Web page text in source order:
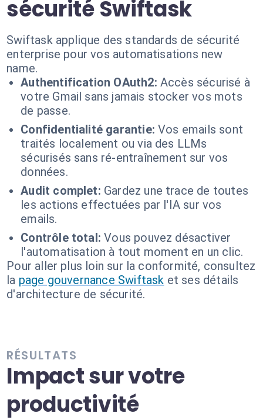
sécurité Swiftask
Swiftask applique des standards de sécurité
enterprise pour vos automatisations new
name.
Authentification OAuth2: Accès sécurisé à
votre Gmail sans jamais stocker vos mots
de passe.
Confidentialité garantie: Vos emails sont
traités localement ou via des LLMs
sécurisés sans ré-entraînement sur vos
données.
Audit complet: Gardez une trace de toutes
les actions effectuées par l'IA sur vos
emails.
Contrôle total: Vous pouvez désactiver
l'automatisation à tout moment en un clic.
Pour aller plus loin sur la conformité, consultez
la page gouvernance Swiftask et ses détails
d'architecture de sécurité.
RÉSULTATS
Impact sur votre
productivité